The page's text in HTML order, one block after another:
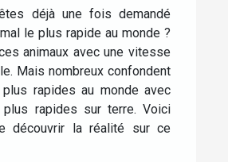
déjà une fois demandé
le plus rapide au monde ?
animaux avec une vitesse
Mais nombreux confondent
rapides au monde avec
plus rapides sur terre. Voici
découvrir la réalité sur ce